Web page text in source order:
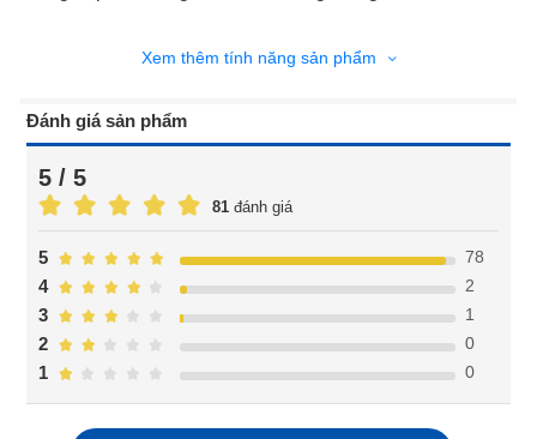
Xem thêm tính năng sản phẩm
Đánh giá sản phẩm
5 / 5
81 đánh giá
1 0
2 0
3 1
4 2
5 78